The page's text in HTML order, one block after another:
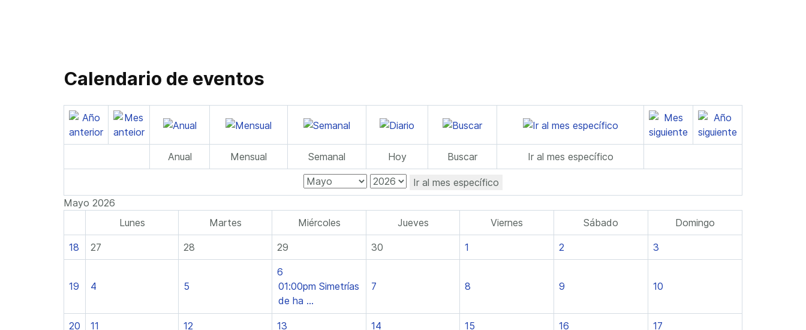
Calendario de eventos
Anual Mensual Semanal Hoy Buscar Ir al mes específico
Ir al mes específico
Mayo 2026
Lunes
Martes Miércoles Jueves Viernes Sábado Domingo
18 27 28 29 30 1 2 3
19 4 5
6
01:00pm Simetrías
de ha ...
7 8 9 10
20 11 12 13 14 15 16 17